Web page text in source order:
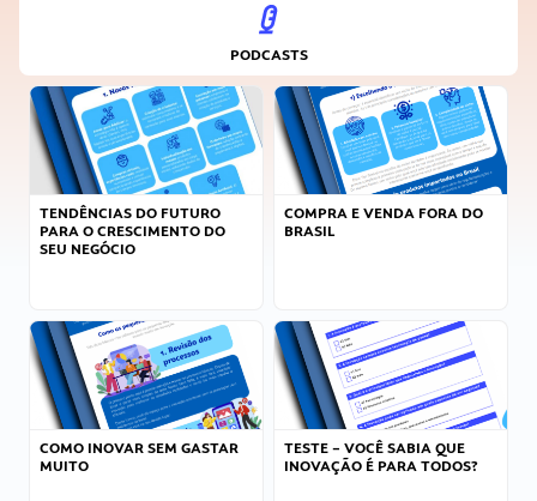
PODCASTS
TENDÊNCIAS DO FUTURO
PARA O CRESCIMENTO DO
SEU NEGÓCIO
COMPRA E VENDA FORA DO
BRASIL
COMO INOVAR SEM GASTAR
MUITO
TESTE – VOCÊ SABIA QUE
INOVAÇÃO É PARA TODOS?